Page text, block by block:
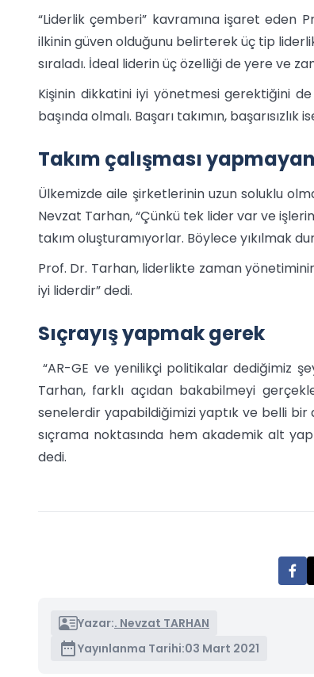
“Liderlik çemberi” kavramına işaret eden
ilkinin güven olduğunu belirterek üç tip
sıraladı. İdeal liderin üç özelliği de yere ve
Kişinin dikkatini iyi yönetmesi gerektiğini
başında olmalı. Başarı takımın,
Takım çalışması
Ülkemizde aile şirketlerinin uzun soluklu
Nevzat Tarhan, “Çünkü tek lider var ve
takım oluşturamıyorlar. Böylece yıkılmak
Prof. Dr. Tarhan, liderlikte zaman
iyi liderdir” dedi.
Sıçrayış yapmak gerek
“AR-GE ve yenilikçi politikalar dediğimiz
Tarhan, farklı açıdan bakabilmeyi
senelerdir yapabildiğimizi yaptık ve belli bir
sıçrama noktasında hem akademik alt
dedi.
Yazar:. Nevzat TARHAN
Yayınlanma Tarihi:03 Mart 2021